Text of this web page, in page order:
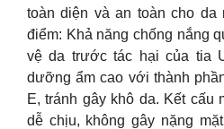
toàn diện và an toàn cho da
điểm: Khả năng chống nắng
vệ da trước tác hại của tia
dưỡng ẩm cao với thành
E, tránh gây khô da. Kết cấu
dễ chịu, không gây nặng